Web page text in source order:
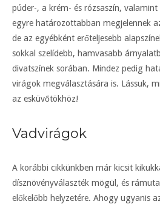
púder-, a krém- és rózsaszín, valamint
egyre határozottabban megjelennek
de az egyébként erőteljesebb
sokkal szelídebb, hamvasabb
divatszínek sorában. Mindez pedig
virágok megválasztására is. Lássuk,
az esküvőtökhöz!
Vadvirágok
A korábbi cikkünkben már kicsit
dísznövényválaszték mögül, és
előkelőbb helyzetére. Ahogy ugyanis